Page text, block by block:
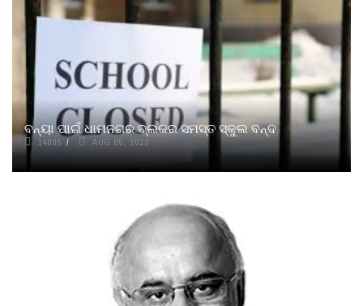
ବନ୍ୟା ପାଇଁ ଧାମନଗର ବ୍ଲକର ସମସ୍ତ ସ୍କୁଲ ବନ୍ଦ
14005 AUG 05, 2023